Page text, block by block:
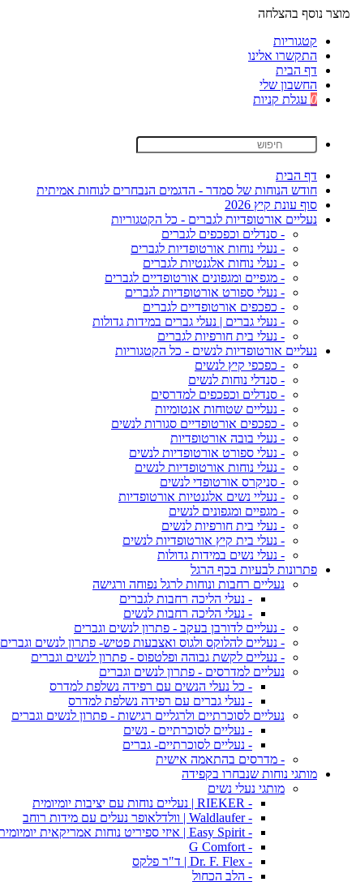
מוצר נוסף בהצלחה
קטגוריות
התקשרו אלינו
דף הבית
החשבון שלי
0 עגלת קניות
דף הבית
חודש הנוחות של סמדר - הדגמים הנבחרים לנוחות אמיתית
סוף עונת קיץ 2026
נעליים אורטופדיות לגברים - כל הקטגוריות
- סנדלים וכפכפים לגברים
- נעלי נוחות אורטופדיות לגברים
- נעלי נוחות אלגנטיות לגברים
- מגפיים ומגפונים אורטופדיים לגברים
- נעלי ספורט אורטופדיות לגברים
- כפכפים אורטופדיים לגברים
- נעלי גברים | נעלי גברים במידות גדולות
- נעלי בית חורפיות לגברים
נעליים אורטופדיות לנשים - כל הקטגוריות
- כפכפי קיץ לנשים
- סנדלי נוחות לנשים
- סנדלים וכפכפים למדרסים
- נעליים שטוחות אנטומיות
- כפכפים אורטופדיים סגורות לנשים
- נעלי בובה אורטופדיות
- נעלי ספורט אורטופדיות לנשים
- נעלי נוחות אורטופדיות לנשים
- סניקרס אורטופדי לנשים
- נעליי נשים אלגנטיות אורטופדיות
- מגפיים ומגפונים לנשים
- נעלי בית חורפיות לנשים
- נעלי בית קיץ אורטופדיות לנשים
- נעלי נשים במידות גדולות
פתרונות לבעיות בכף הרגל
נעליים רחבות ונוחות לרגל נפוחה ורגישה
- נעלי הליכה רחבות לגברים
- נעלי הליכה רחבות לנשים
- נעליים לדורבן בעקב - פתרון לנשים וגברים
- נעליים להלוקס ולגוס ואצבעות פטיש- פתרון לנשים וגברים
- נעליים לקשת גבוהה ופלטפוס - פתרון לנשים וגברים
נעליים למדרסים - פתרון לנשים וגברים
- כל נעלי הנשים עם רפידה נשלפת למדרס
- נעלי גברים עם רפידה נשלפת למדרס
נעליים לסוכרתיים ולרגליים רגישות - פתרון לנשים וגברים
- נעליים לסוכרתיים - נשים
- נעליים לסוכרתיים- גברים
- מדרסים בהתאמה אישית
מותגי נוחות שנבחרו בקפידה
מותגי נעלי נשים
- RIEKER | נעליים נוחות עם יציבות יומיומית
- Waldlaufer | וולדלאופר נעלים עם מידות רוחב
- Easy Spirit | איזי ספיריט נוחות אמריקאית יומיומית
- G Comfort
- Dr. F. Flex | ד"ר פלקס
- הלב הכחול